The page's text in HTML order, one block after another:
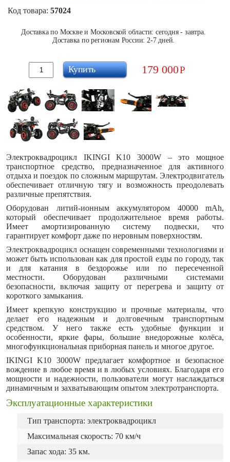
Код товара: 57024
Доставка по Москве и Московской области: сегодня - завтра.
Доставка по регионам России: 2-7 дней.
179 000Р
Купить
Электроквадроцикл IKINGI K10 3000W – это мощное
транспортное средство, предназначенное для активного
отдыха и поездок по сложным маршрутам. Электродвигатель
обеспечивает отличную тягу и возможность преодолевать
различные препятствия.
Оборудован литий-ионным аккумулятором 40000 mAh,
который обеспечивает продолжительное время работы.
Имеет амортизированную систему подвески, что
гарантирует комфорт даже по неровным поверхностям.
Электроквадроцикл оснащен современными технологиями и
может быть использован как для простой езды по городу, так
и для катания в бездорожье или по пересеченной
местности. Оборудован различными системами
безопасности, включая защиту от перегрева и защиту от
короткого замыкания.
Имеет крепкую конструкцию и прочные материалы, что
делает его надежным и долговечным транспортным
средством. У него также есть удобные функции и
особенности, яркие фары, большие внедорожные колёса,
многофункциональная приборная панель и многое другое.
IKINGI K10 3000W предлагает комфортное и безопасное
вождение в любое время и в любых условиях. Благодаря его
мощности и надежности, пользователи могут наслаждаться
динамичным и захватывающим опытом электротранспорта.
Эксплуатационные характеристики
Тип транспорта: электроквадроцикл
Максимальная скорость: 70 км/ч
Запас хода: 35 км.